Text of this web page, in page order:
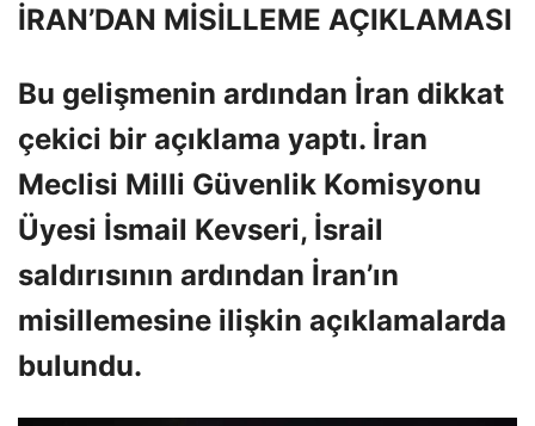
İRAN’DAN MİSİLLEME AÇIKLAMASI
Bu gelişmenin ardından İran dikkat
çekici bir açıklama yaptı. İran
Meclisi Milli Güvenlik Komisyonu
Üyesi İsmail Kevseri, İsrail
saldırısının ardından İran’ın
misillemesine ilişkin açıklamalarda
bulundu.